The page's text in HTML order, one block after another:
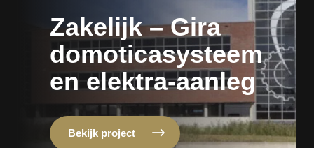
Zakelijk – Gira
domoticasysteem
en elektra-aanleg
Bekijk project